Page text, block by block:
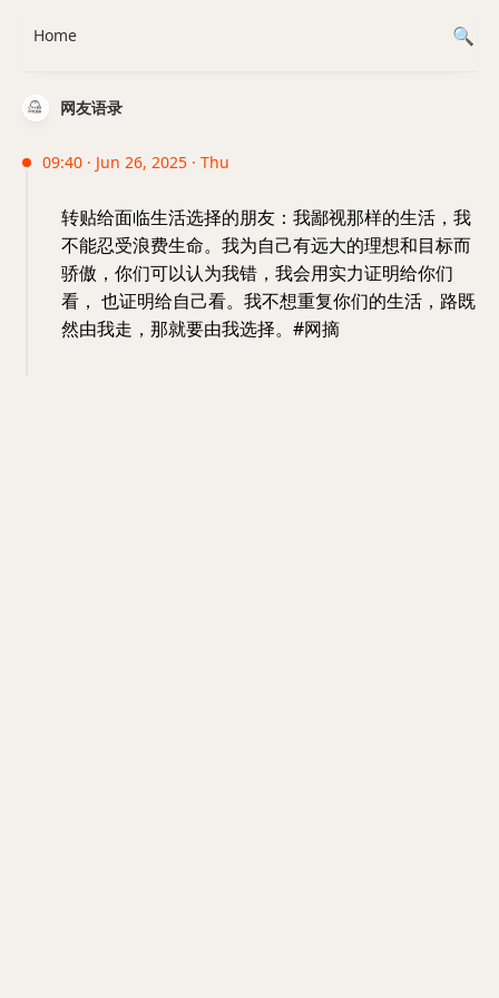
网友语录
09:40 · Jun 26, 2025 · Thu
转贴给面临生活选择的朋友：我鄙视那样的生活，我
不能忍受浪费生命。我为自己有远大的理想和目标而
骄傲，你们可以认为我错，我会用实力证明给你们
看， 也证明给自己看。我不想重复你们的生活，路既
然由我走，那就要由我选择。#网摘
Home